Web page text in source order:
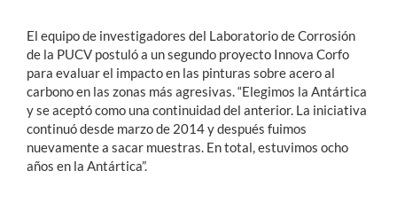
El equipo de investigadores del Laboratorio de Corrosión
de la PUCV postuló a un segundo proyecto Innova Corfo
para evaluar el impacto en las pinturas sobre acero al
carbono en las zonas más agresivas. “Elegimos la Antártica
y se aceptó como una continuidad del anterior. La iniciativa
continuó desde marzo de 2014 y después fuimos
nuevamente a sacar muestras. En total, estuvimos ocho
años en la Antártica”.